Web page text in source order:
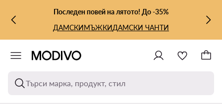
КЪМ ОСНОВНОТО СЪДЪРЖАНИЕ
КЪМ ТЪРСЕНЕПоследен повей на лятото! До -35%
ДАМСКИМЪЖКИДАМСКИ ЧАНТИ
Търси марка, продукт, стил